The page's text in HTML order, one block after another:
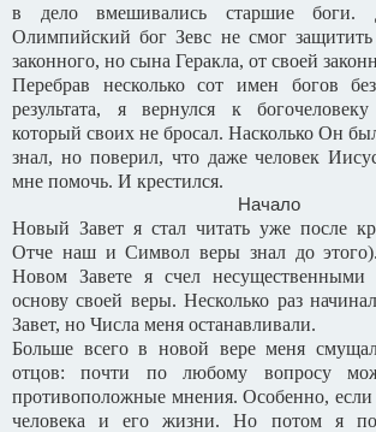
в дело вмешивались старшие боги.
Олимпийский бог Зевс не смог
законного, но сына Геракла, от своей
Перебрав несколько сот имен богов
результата, я вернулся к
который своих не бросал. Насколько Он
знал, но поверил, что даже человек
мне помочь. И крестился.
Начало
Новый Завет я стал читать уже после
Отче наш и Символ веры знал до
Новом Завете я счел
основу своей веры. Несколько раз
Завет, но Числа меня останавливали.
Больше всего в новой вере меня
отцов: почти по любому вопросу
противоположные мнения. Особенно, если
человека и его жизни. Но потом я